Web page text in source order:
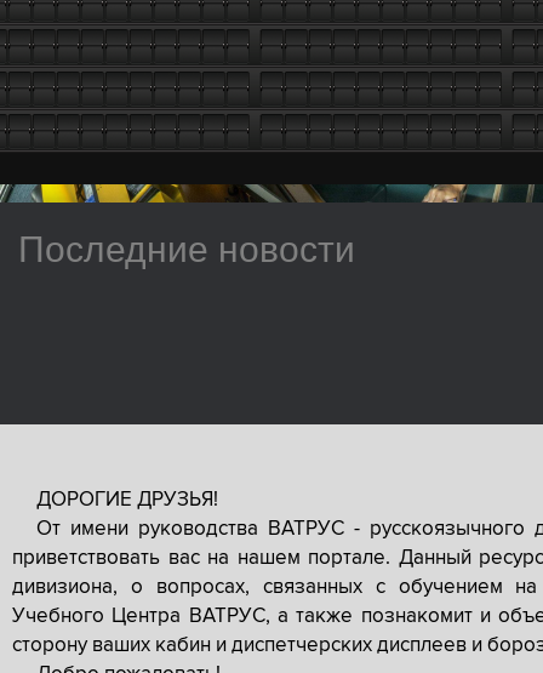
Последние новости
ДОРОГИЕ ДРУЗЬЯ!
От имени руководства ВАТРУС -
приветствовать вас на нашем портале. Данный
дивизиона, о вопросах, связанных с обучением
Учебного Центра ВАТРУС, а также познакомит и
сторону ваших кабин и диспетчерских дисплеев и